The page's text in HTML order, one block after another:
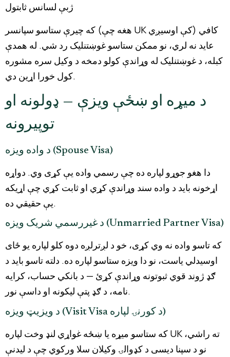
ژبې لسانس ثابتول
که چیرې ستاسو سپانسر (هغه چې UK کې اوسیږي) کافي
عاید نه لري، نو ممکن ستاسو غوښتنلیک رد شي. له همدې
کبله، د غوښتنلیک له وړاندې کولو دمخه د وکیل سره مشوره
کول خورا اړین دي.
د میړه او ښځې ویزې — ډولونه او
توپیرونه
د واده ویزه (Spouse Visa)
دا هغو جوړو لپاره ده چې رسمي واده یې کړی وي. دواړه
اړخونه باید د واده سند وړاندې کړي او ثابت کړي چې اړیکه
یې حقیقي ده.
د غیررسمي شریک ویزه (Unmarried Partner Visa)
که تاسو واده نه وي کړی، خو د لږترلږه دوه کلو لپاره یو ځای
اوسیدلي یاست، نو دا ویزه ستاسو لپاره ده. دلته تاسو باید د
ګډ ژوند قوي ثبوتونه وړاندې کړئ — د بانکي حساب، کرایه
نامه، د ګډ پتې لیکونه او داسې نور.
د ویزیټ ویزه (Visit Visa د کورنۍ لپاره)
که ستاسو میړه یا ښځه غواړي لنډ وخت لپاره UK ته راشي،
نو د سپنا دیسی د کډوالۍ وکیلان سلا ورکوي چې د لیدنې